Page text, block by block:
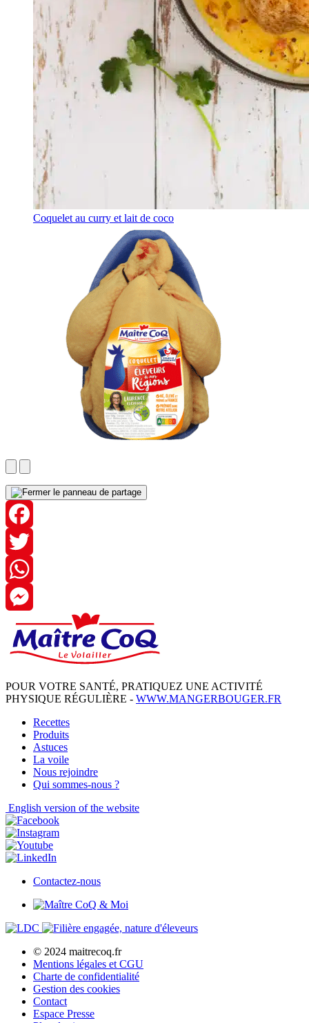
Coquelet au curry et lait de coco
Facebook
Twitter
WhatsApp
Messenger
POUR VOTRE SANTÉ, PRATIQUEZ UNE ACTIVITÉ
PHYSIQUE RÉGULIÈRE - WWW.MANGERBOUGER.FR
Recettes
Produits
Astuces
La voile
Nous rejoindre
Qui sommes-nous ?
English version of the website
Contactez-nous
© 2024 maitrecoq.fr
Mentions légales et CGU
Charte de confidentialité
Gestion des cookies
Contact
Espace Presse